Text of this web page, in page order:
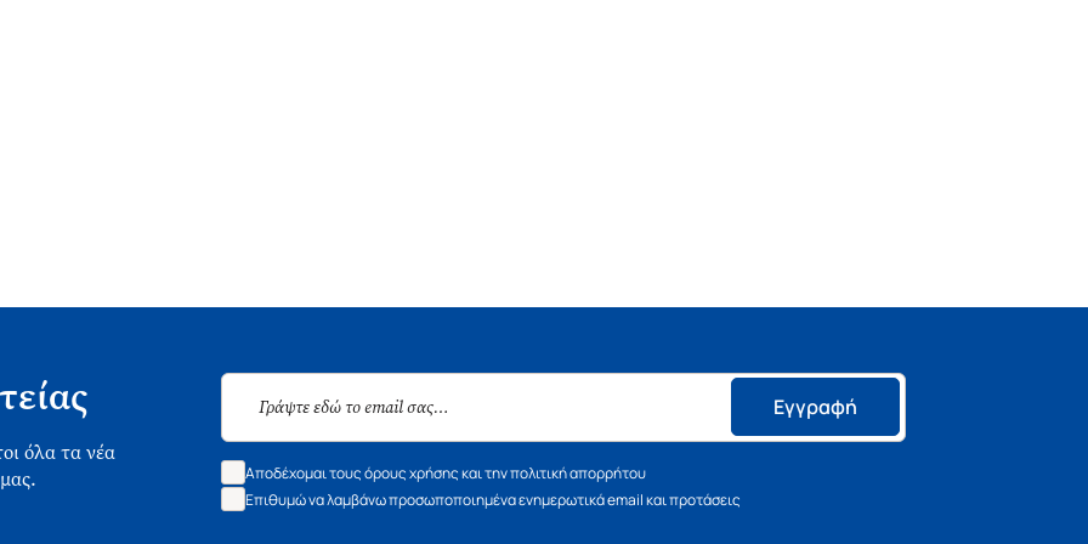
όλα τα νέα
Εγγραφή
Αποδέχομαι τους όρους χρήσης και την πολιτική απορρήτου
Επιθυμώ να λαμβάνω προσωποποιημένα ενημερωτικά email και προτάσεις